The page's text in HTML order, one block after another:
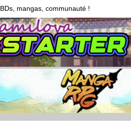
BDs, mangas, communauté !